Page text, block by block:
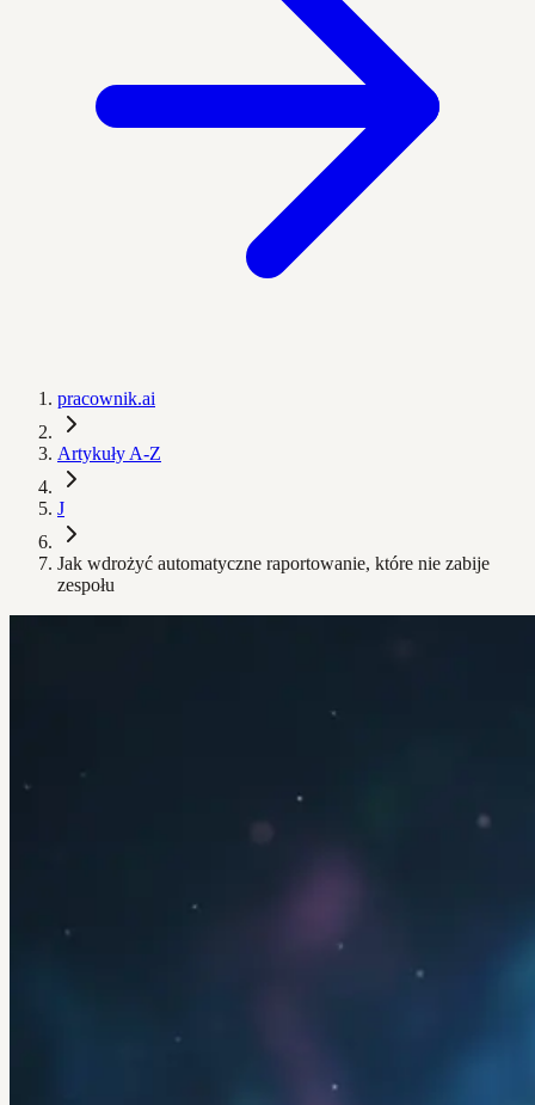
pracownik.ai
Artykuły A-Z
J
Jak wdrożyć automatyczne raportowanie, które nie zabije
zespołu